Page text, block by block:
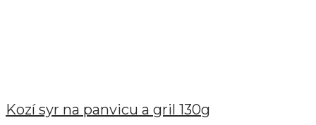
Kozí syr na panvicu a gril 130g